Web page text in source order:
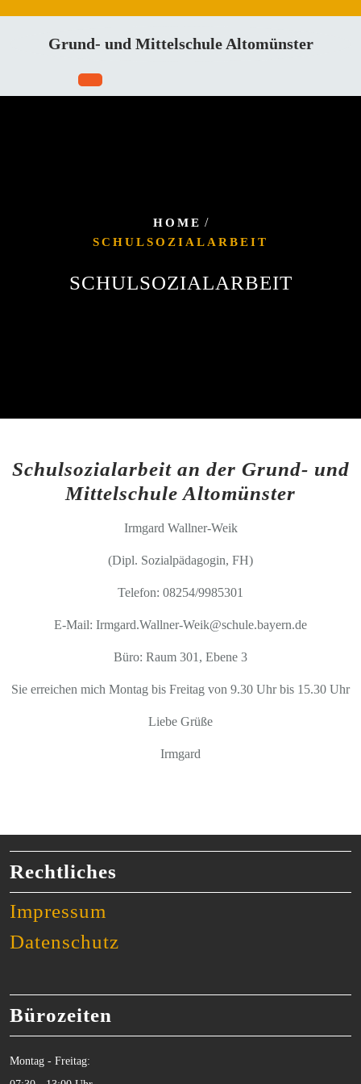
Grund- und Mittelschule Altomünster
HOME /
SCHULSOZIALARBEIT
SCHULSOZIALARBEIT
Schulsozialarbeit an der Grund- und
Mittelschule Altomünster
Irmgard Wallner-Weik
(Dipl. Sozialpädagogin, FH)
Telefon: 08254/9985301
E-Mail: Irmgard.Wallner-Weik@schule.bayern.de
Büro: Raum 301, Ebene 3
Sie erreichen mich Montag bis Freitag von 9.30 Uhr bis 15.30 Uhr
Liebe Grüße
Irmgard
Rechtliches
Impressum
Datenschutz
Bürozeiten
Montag - Freitag: